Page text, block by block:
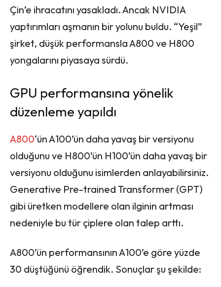
Çin’e ihracatını yasakladı. Ancak NVIDIA
yaptırımları aşmanın bir yolunu buldu. “Yeşil”
şirket, düşük performansla A800 ve H800
yongalarını piyasaya sürdü.
GPU performansına yönelik
düzenleme yapıldı
A800‘ün A100’ün daha yavaş bir versiyonu
olduğunu ve H800’ün H100’ün daha yavaş bir
versiyonu olduğunu isimlerden anlayabilirsiniz.
Generative Pre-trained Transformer (GPT)
gibi üretken modellere olan ilginin artması
nedeniyle bu tür çiplere olan talep arttı.
A800’ün performansının A100’e göre yüzde
30 düştüğünü öğrendik. Sonuçlar şu şekilde: